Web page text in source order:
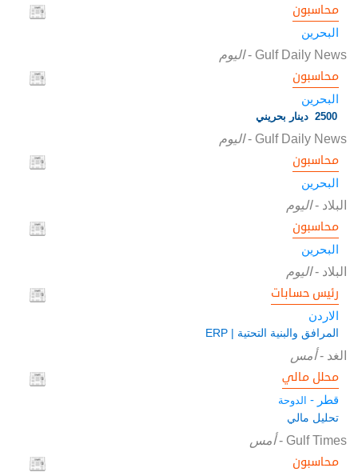
محاسبون
البحرين
Gulf Daily News
-اليوم
محاسبون
البحرين
2500 دينار بحريني
Gulf Daily News
-اليوم
محاسبون
البحرين
البلاد -اليوم
محاسبون
البحرين
البلاد -اليوم
رئيس حسابات
الاردن
المرافق والبنية التحتية | ERP
الغد -أمس
محلل مالي
قطر - الدوحة
تحليل مالي
Gulf Times
-أمس
محاسبون